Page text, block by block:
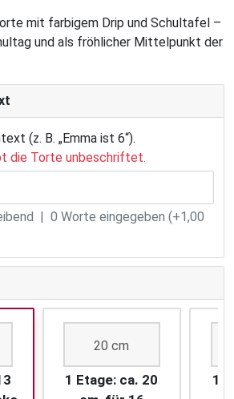
mit farbigem Drip und Schultafel –
und als fröhlicher Mittelpunkt der
(z. B. „Emma ist 6“).
die Torte unbeschriftet.
| 0 Worte eingegeben (+1,00
20 cm
1 Etage: ca. 20
1